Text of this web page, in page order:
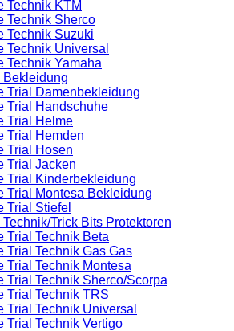
Technik KTM
Technik Sherco
Technik Suzuki
Technik Universal
Technik Yamaha
Bekleidung
Trial Damenbekleidung
Trial Handschuhe
Trial Helme
Trial Hemden
Trial Hosen
Trial Jacken
Trial Kinderbekleidung
Trial Montesa Bekleidung
Trial Stiefel
Trick Bits Protektoren
Trial Technik Beta
Trial Technik Gas Gas
Trial Technik Montesa
Trial Technik Sherco/Scorpa
Trial Technik TRS
Trial Technik Universal
Trial Technik Vertigo